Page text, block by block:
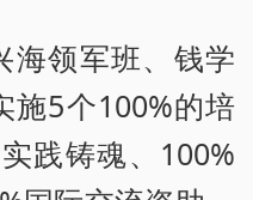
海领军班、钱学
施5个100%的培
践铸魂、100%